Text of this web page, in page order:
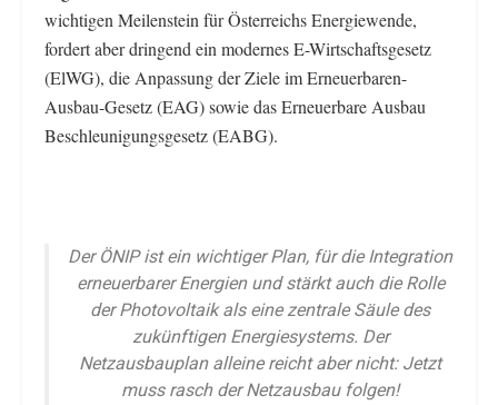
wichtigen Meilenstein für Österreichs Energiewende,
fordert aber dringend ein modernes E-Wirtschaftsgesetz
(ElWG), die Anpassung der Ziele im Erneuerbaren-
Ausbau-Gesetz (EAG) sowie das Erneuerbare Ausbau
Beschleunigungsgesetz (EABG).
Der ÖNIP ist ein wichtiger Plan, für die Integration
erneuerbarer Energien und stärkt auch die Rolle
der Photovoltaik als eine zentrale Säule des
zukünftigen Energiesystems. Der
Netzausbauplan alleine reicht aber nicht: Jetzt
muss rasch der Netzausbau folgen!